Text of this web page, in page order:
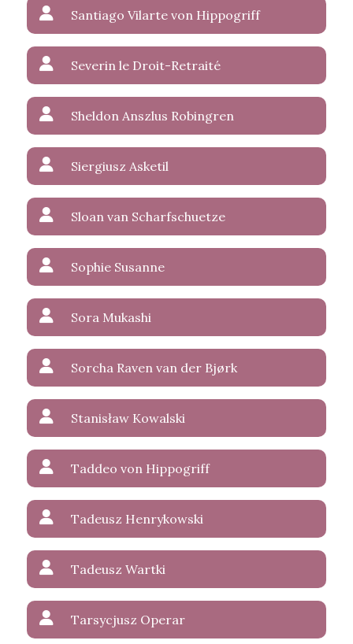
Santiago Vilarte von Hippogriff
Severin le Droit-Retraité
Sheldon Anszlus Robingren
Siergiusz Asketil
Sloan van Scharfschuetze
Sophie Susanne
Sora Mukashi
Sorcha Raven van der Bjørk
Stanisław Kowalski
Taddeo von Hippogriff
Tadeusz Henrykowski
Tadeusz Wartki
Tarsycjusz Operar